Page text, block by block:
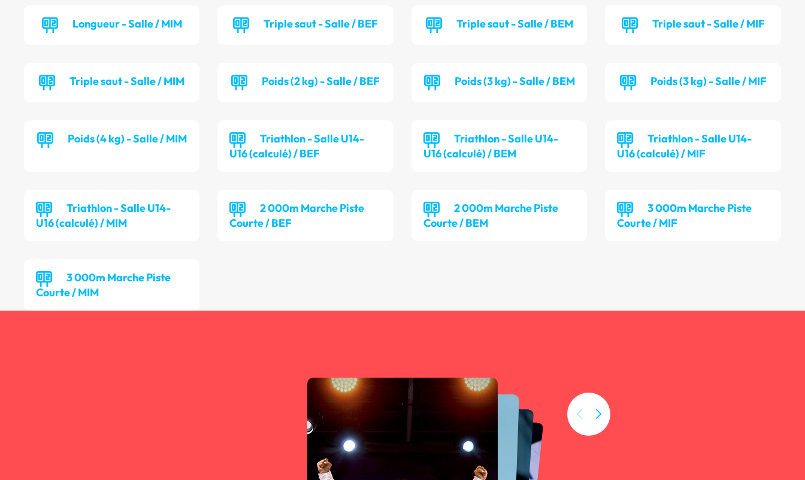
Longueur - Salle / MIM Triple saut - Salle / BEF Triple saut - Salle / BEM Triple saut - Salle / MIF
Triple saut - Salle / MIM Poids (2 kg) - Salle / BEF Poids (3 kg) - Salle / BEM Poids (3 kg) - Salle / MIF
Poids (4 kg) - Salle / MIM
Triathlon - Salle U14-
U16 (calculé) / BEF
Triathlon - Salle U14-
U16 (calculé) / BEM
Triathlon - Salle U14-
U16 (calculé) / MIF
Triathlon - Salle U14-
U16 (calculé) / MIM
2 000m Marche Piste
Courte / BEF
2 000m Marche Piste
Courte / BEM
3 000m Marche Piste
Courte / MIF
3 000m Marche Piste
Courte / MIM